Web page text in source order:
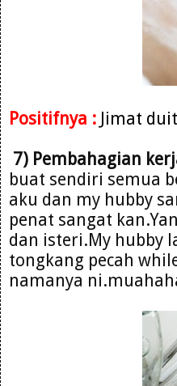
Positifnya : Jimat
7) Pembahagian
buat sendiri semua
aku dan my hubby
penat sangat
dan isteri.My hubby
tongkang pecah
namanya